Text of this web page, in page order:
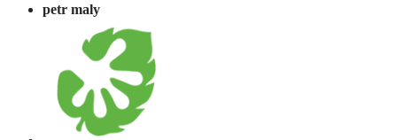
petr maly